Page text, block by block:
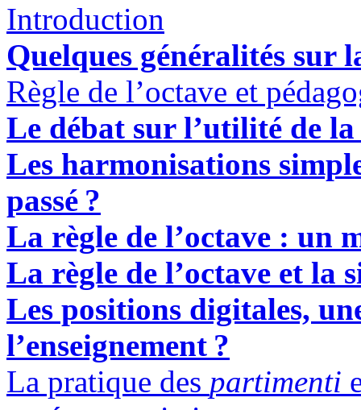
Introduction
Quelques généralités sur
Règle de l’octave et
Le débat sur l’utilité de la
Les harmonisations
passé ?
La règle de l’octave : un
La règle de l’octave et
Les positions digitales,
l’enseignement ?
La pratique des partimenti